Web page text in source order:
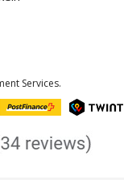
Services.